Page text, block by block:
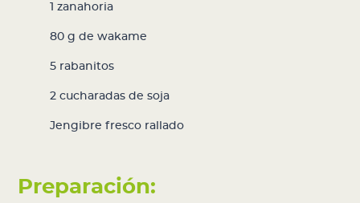
1 zanahoria
80 g dewakame
5 rabanitos
2 cucharadas de soja
Jengibre fresco rallado
Preparación: